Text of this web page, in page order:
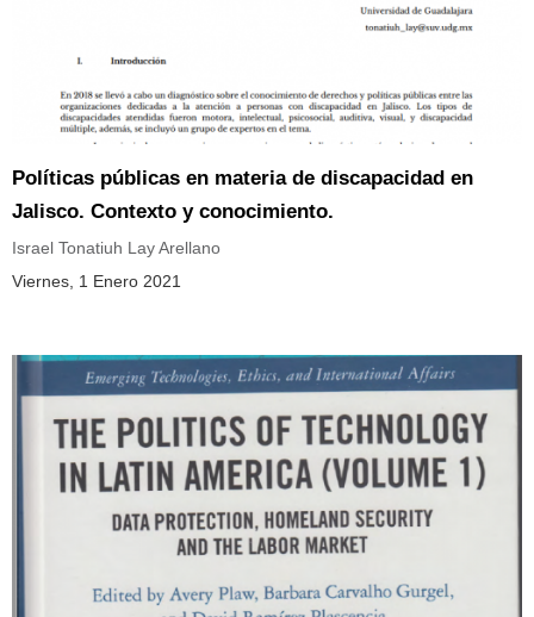
Políticas públicas en materia de discapacidad en
Jalisco. Contexto y conocimiento.
Israel Tonatiuh Lay Arellano
Viernes, 1 Enero 2021